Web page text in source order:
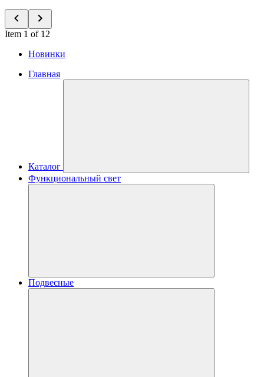
Item 1 of 12
Новинки
Главная
Каталог
Функциональный свет
Подвесные